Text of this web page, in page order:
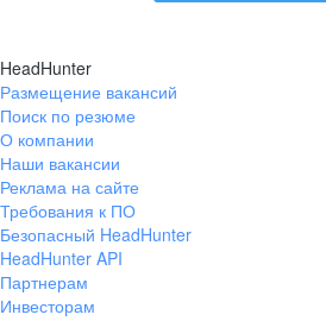
HeadHunter
Размещение вакансий
Поиск по резюме
О компании
Наши вакансии
Реклама на сайте
Требования к ПО
Безопасный HeadHunter
HeadHunter API
Партнерам
Инвесторам